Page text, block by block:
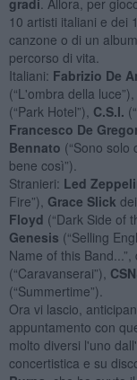
10 artisti italiani e dei
canzone o di un
percorso di vita.
Italiani: Fabrizio De
(“L'ombra della luce”),
(“Park Hotel”), C.S.I.
Francesco De
Bennato (“Sono solo
bene così”).
Stranieri: Led
Fire”), Grace Slick dei
Floyd (“Dark Side of
Genesis (“Selling
Name of this
(“Caravanserai”),
(“Summertime”).
Ora vi lascio,
appuntamento con
molto diversi l'uno
concertistica e su